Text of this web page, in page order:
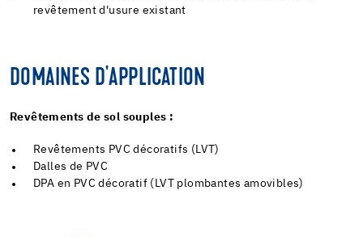
revêtement d'usure existant
DOMAINES D'APPLICATION
Revêtements de sol souples :
Revêtements PVC décoratifs (LVT)
Dalles de PVC
DPA en PVC décoratif (LVT plombantes amovibles)